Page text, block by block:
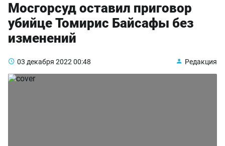
Мосгорсуд оставил приговор
убийце Томирис Байсафы без
изменений
03 декабря 2022 00:48 Редакция